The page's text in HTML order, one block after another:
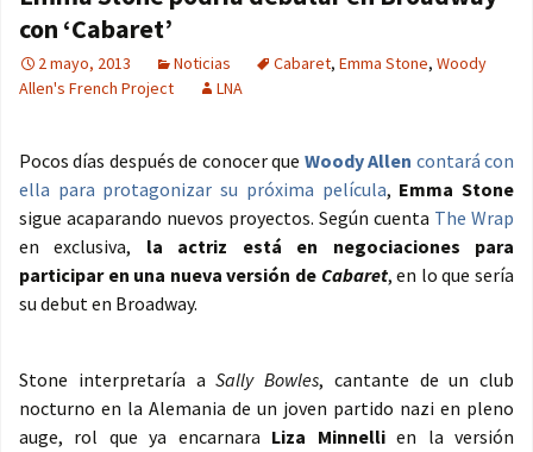
con ‘Cabaret’
2 mayo, 2013 Noticias Cabaret, Emma Stone, Woody
Allen's French Project
LNA
Pocos días después de conocer que Woody Allen contará con
ella para protagonizar su próxima película, Emma Stone
sigue acaparando nuevos proyectos. Según cuenta The Wrap
en exclusiva, la actriz está en negociaciones para
participar en una nueva versión de Cabaret, en lo que sería
su debut en Broadway.
Stone interpretaría aSally Bowles, cantante de un club
nocturno en la Alemania de un joven partido nazi en pleno
auge, rol que ya encarnara Liza Minnellien la versión